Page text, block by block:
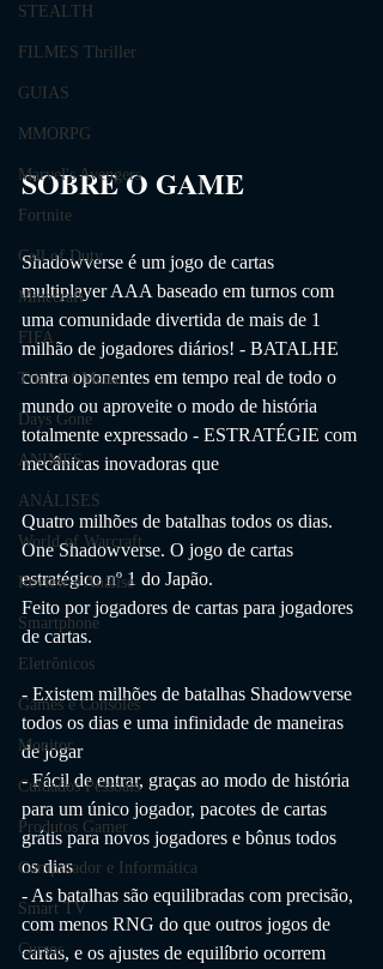
STEALTH
FILMES Thriller
GUIAS
MMORPG
Marvel's Avengers
Fortnite
Call of Duty
Minecraft
FIFA
Trials of Mana
Days Gone
ANIMES
ANÁLISES
World of Warcraft
Review e Análise
Smartphone
Eletrônicos
Games e Consoles
Monitor
Cuidados Pessoais
Produtos Gamer
Computador e Informática
Smart TV
Cursos
SOBRE O GAME
Shadowverse é um jogo de cartas
multiplayer AAA baseado em turnos com
uma comunidade divertida de mais de 1
milhão de jogadores diários! - BATALHE
contra oponentes em tempo real de todo o
mundo ou aproveite o modo de história
totalmente expressado - ESTRATÉGIE com
mecânicas inovadoras que
Quatro milhões de batalhas todos os dias.
One Shadowverse. O jogo de cartas
estratégico nº 1 do Japão.
Feito por jogadores de cartas para jogadores
de cartas.
- Existem milhões de batalhas Shadowverse
todos os dias e uma infinidade de maneiras
de jogar
- Fácil de entrar, graças ao modo de história
para um único jogador, pacotes de cartas
grátis para novos jogadores e bônus todos
os dias
- As batalhas são equilibradas com precisão,
com menos RNG do que outros jogos de
cartas, e os ajustes de equilíbrio ocorrem